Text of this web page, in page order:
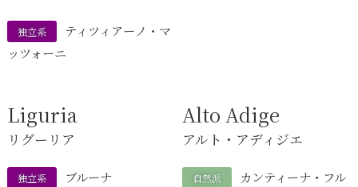
独立系
ティツィアーノ・マ
ッツォーニ
Liguria
リグーリア
独立系 ブルーナ
Alto Adige
アルト・アディジエ
自然派
カンティーナ・フル